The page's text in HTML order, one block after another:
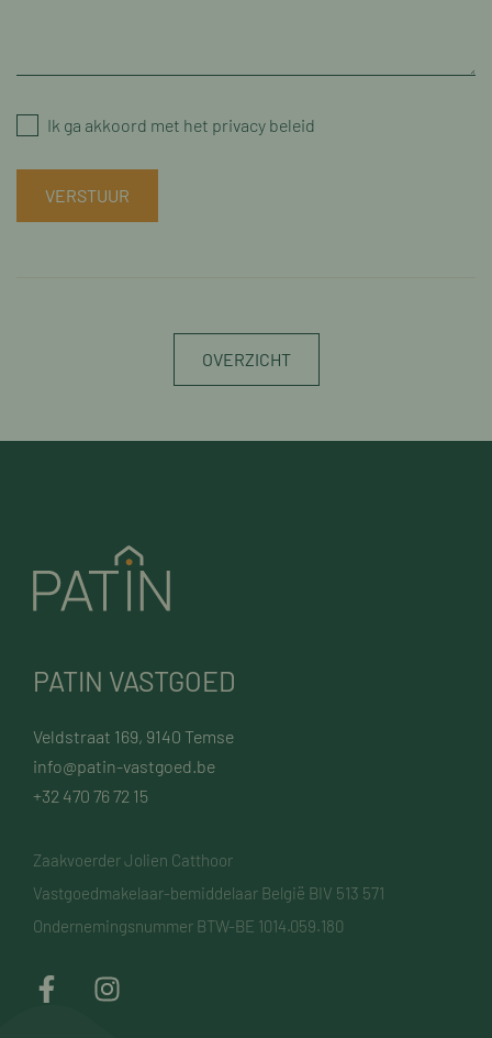
Ik ga akkoord met het privacy beleid
VERSTUUR
OVERZICHT
PATIN VASTGOED
Veldstraat 169, 9140 Temse
info@patin-vastgoed.be
+32 470 76 72 15
Zaakvoerder Jolien Catthoor
Vastgoedmakelaar-bemiddelaar België BIV 513 571
Ondernemingsnummer BTW-BE 1014.059.180